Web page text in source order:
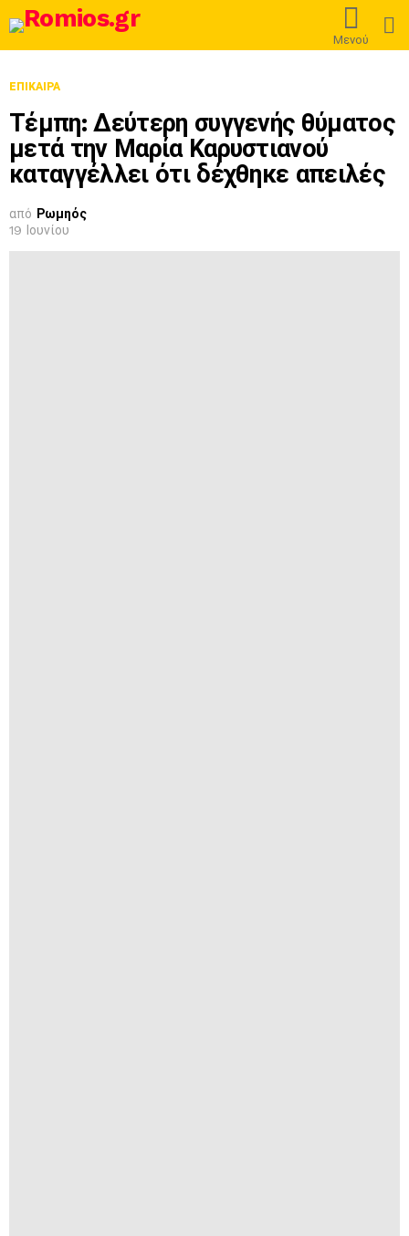
Μενού
ΕΠΊΚΑΙΡΑ
Τέμπη: Δεύτερη συγγενής θύματος
μετά την Μαρία Καρυστιανού
καταγγέλλει ότι δέχθηκε απειλές
από Ρωμηός
19 Ιουνίου